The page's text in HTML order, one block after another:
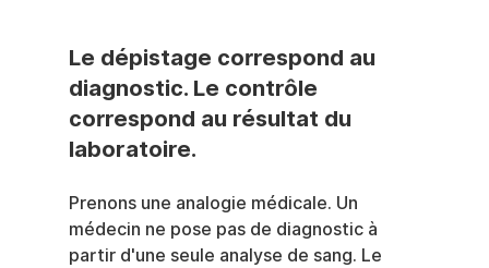
Le dépistage correspond au
diagnostic. Le contrôle
correspond au résultat du
laboratoire.
Prenons une analogie médicale. Un
médecin ne pose pas de diagnostic à
partir d'une seule analyse de sang. Le